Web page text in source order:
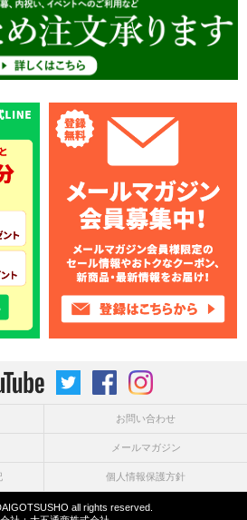
お問い合わせ
メールマガジン
個人情報保護方針
all rights reserved.